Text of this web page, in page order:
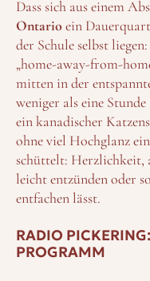
Dass sich aus einem
Ontarioein
der Schule selbst
„home-away-from-
mitten in der
weniger als eine
ein kanadischer
ohne viel Hochglanz
schüttelt: Herzlichkeit,
leicht entzünden oder
entfachen lässt.
RADIO
PROGRAMM